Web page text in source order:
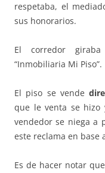
respetaba, el
sus honorarios.
El corredor
“Inmobiliaria Mi Piso”.
El piso se vende
que le venta se hizo
vendedor se niega a
este reclama en base
Es de hacer notar